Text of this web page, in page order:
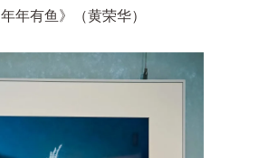
年有鱼》（黄荣华）